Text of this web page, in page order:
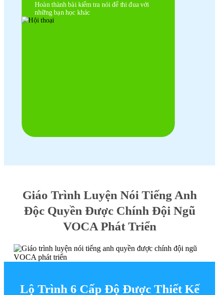
Hoàn thành bài kiểm tra nói để thi đua với
những bạn học khác
Giáo Trình Luyện Nói Tiếng Anh
Độc Quyền Được Chính Đội Ngũ
VOCA Phát Triển
Lộ Trình 6 Cấp Độ Được Thiết Kế